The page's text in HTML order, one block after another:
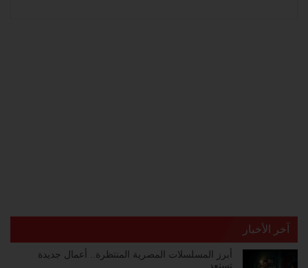
آخر الأخبار
أبرز المسلسلات المصرية المنتظرة.. أعمال جديدة
تستعد…